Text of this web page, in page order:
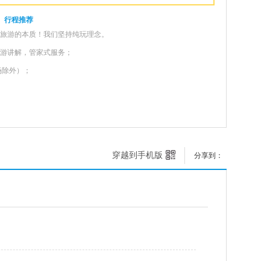
行程推荐
游的本质！我们坚持纯玩理念。
讲解，管家式服务；
外）；
分享到：
穿越到手机版